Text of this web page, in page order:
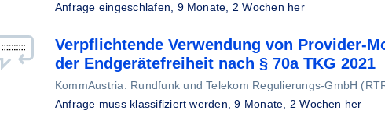
Anfrage eingeschlafen, 9 Monate, 2 Wochen her
Verpflichtende Verwendung von Provider-
der Endgerätefreiheit nach § 70a TKG 2021
KommAustria: Rundfunk und Telekom Regulierungs-GmbH
Anfrage muss klassifiziert werden,9 Monate, 2 Wochen her